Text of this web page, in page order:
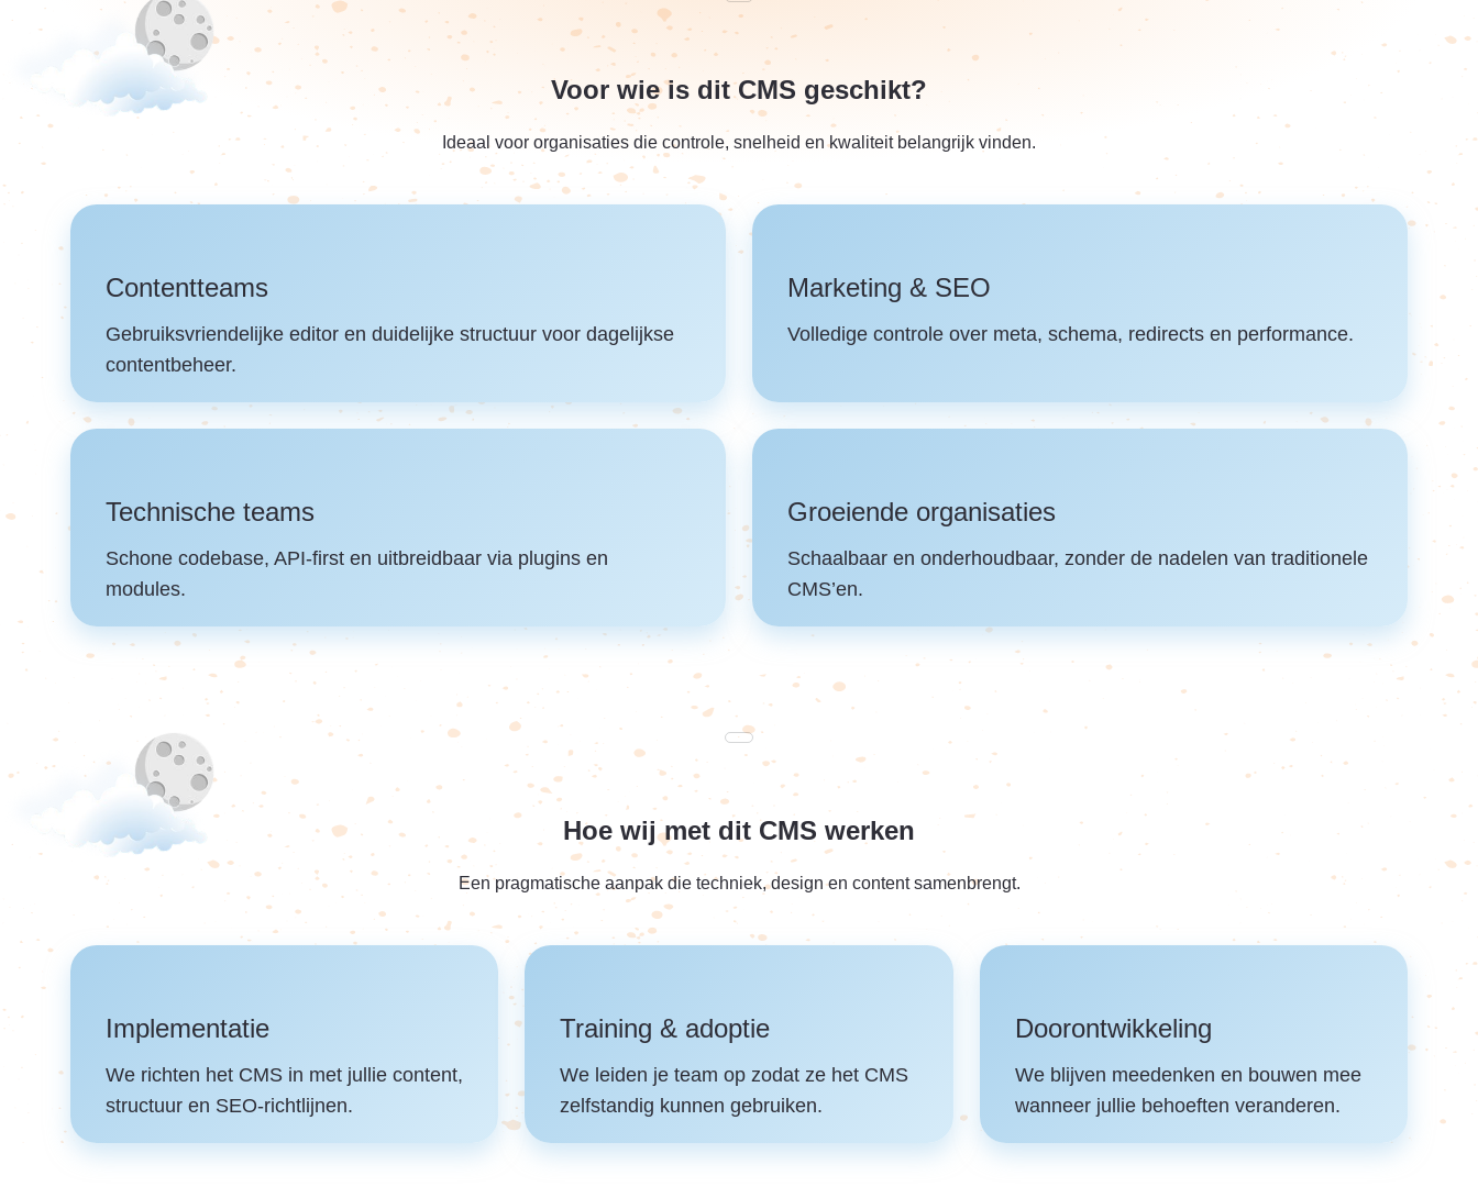
Voor wie is dit CMS geschikt?
Ideaal voor organisaties die controle, snelheid en kwaliteit belangrijk vinden.
Contentteams
Gebruiksvriendelijke editor en duidelijke structuur voor dagelijkse
contentbeheer.
Marketing & SEO
Volledige controle over meta, schema, redirects en performance.
Technische teams
Schone codebase, API-first en uitbreidbaar via plugins en
modules.
Groeiende organisaties
Schaalbaar en onderhoudbaar, zonder de nadelen van traditionele
CMS’en.
Hoe wij met dit CMS werken
Een pragmatische aanpak die techniek, design en content samenbrengt.
Implementatie
We richten het CMS in met jullie content,
structuur en SEO-richtlijnen.
Training & adoptie
We leiden je team op zodat ze het CMS
zelfstandig kunnen gebruiken.
Doorontwikkeling
We blijven meedenken en bouwen mee
wanneer jullie behoeften veranderen.